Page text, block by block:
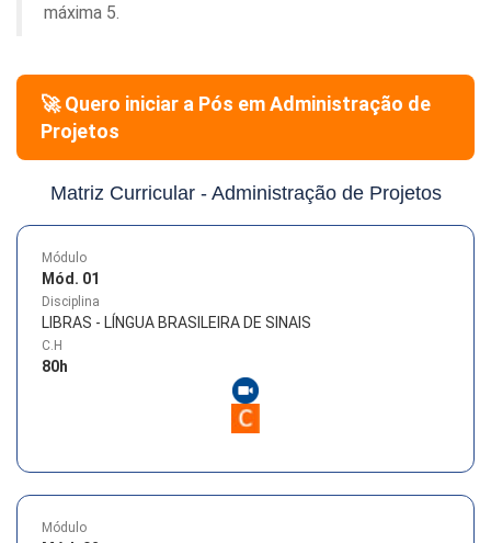
máxima 5.
🚀 Quero iniciar a Pós emAdministração de
Projetos
Matriz Curricular - Administração de Projetos
Módulo
Mód. 01
Disciplina
LIBRAS - LÍNGUA BRASILEIRA DE SINAIS
C.H
80h
Módulo